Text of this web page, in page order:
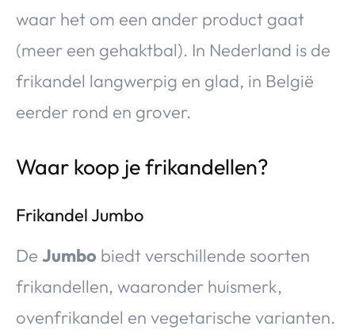
waar het om een ander product gaat
(meer een gehaktbal). In Nederland is de
frikandel langwerpig en glad, in België
eerder rond en grover.
Waar koop je frikandellen?
Frikandel Jumbo
De Jumbo biedt verschillende soorten
frikandellen, waaronder huismerk,
ovenfrikandel en vegetarische varianten.